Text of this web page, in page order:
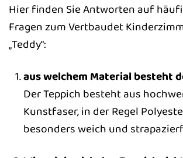
Hier finden Sie Antworten auf
Fragen zum Vertbaudet
„Teddy“:
aus welchem Material besteht
Der Teppich besteht aus
Kunstfaser, in der Regel
besonders weich und